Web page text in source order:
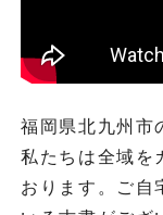
福岡県北九州市
私たちは全域を
おります。ご自